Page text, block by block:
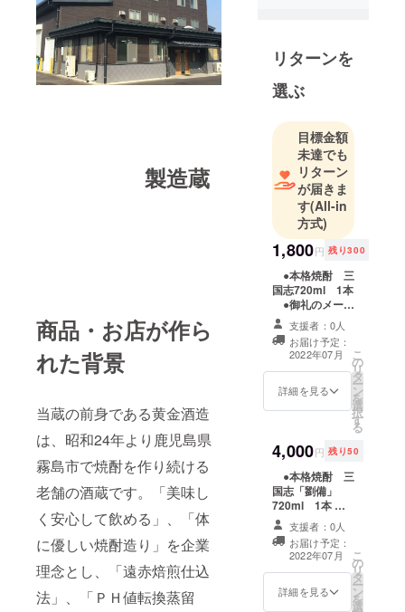
製造蔵
商品・お店が作ら
れた背景
当蔵の前身である黄金酒造
は、昭和24年より鹿児島県
霧島市で焼酎を作り続ける
老舗の酒蔵です。「美味し
く安心して飲める」、「体
に優しい焼酎造り」を企業
理念とし、「遠赤焙煎仕込
法」、「ＰＨ値転換蒸留
ウイスキー
及び焼酎の
製造、販売
ります。
リターンを
選ぶ
目標金額
未達でも
リターン
が届きま
す(All-in
方式)
1,800円 残り300
●本格焼酎 三
国志720ml 1本
●御礼のメール
※備考欄に武将名
（劉備、関羽、
張飛、諸葛亮、
曹操、夏候惇、
張遼、司馬懿、
孫堅、孫策、孫
権、周瑜）を1つ
の方はご支援い
ただけませんの
で、ご了承くだ
さい
支援者：0人
お届け予定：
2022年07月
詳細を見る
こ
の
リ
タ
ー
ン
を
選
択
す
る
4,000円 残り50
●本格焼酎 三
国志「劉備」
720ml 1本 ●
本格焼酎 三国
志「関羽」
720ml 1本 ●
本格焼酎 三国
志「張飛」
720ml 1本 ●
支援者：0人
お届け予定：
2022年07月
詳細を見る
こ
の
リ
タ
ー
ン
を
選